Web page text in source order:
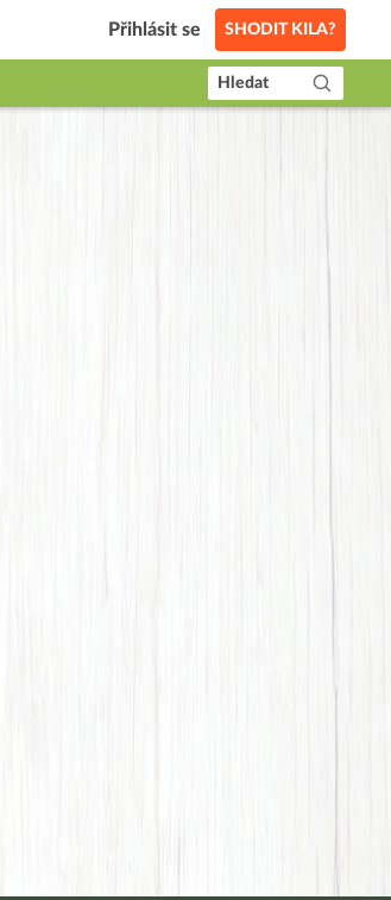
Přihlásit se SHODIT KILA?
Hledat